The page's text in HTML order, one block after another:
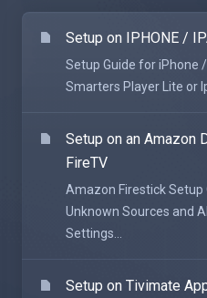
Setup on IPHONE /
Setup Guide for iPhone
Smarters Player Lite or
Setup on an Amazon
FireTV
Amazon Firestick Setup
Unknown Sources and
Settings...
Setup on Tivimate